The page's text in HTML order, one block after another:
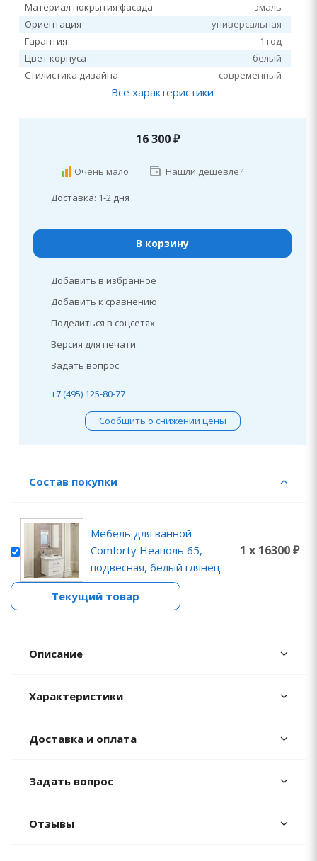
Материал покрытия фасада
эмаль
Ориентация
универсальная
Гарантия
1 год
Цвет корпуса
белый
Стилистика дизайна
современный
Все характеристики
16 300₽
Очень мало Нашли дешевле?
Доставка: 1-2 дня
В корзину
Добавить в избранное
Добавить к сравнению
Поделиться в соцсетях
Версия для печати
Задать вопрос
+7 (495) 125-80-77
Сообщить о снижении цены
Состав покупки
Мебель для ванной
Comforty Неаполь 65,
подвесная, белый глянец
1 x 16300 ₽
Текущий товар
Описание
Характеристики
Доставка и оплата
Задать вопрос
Отзывы